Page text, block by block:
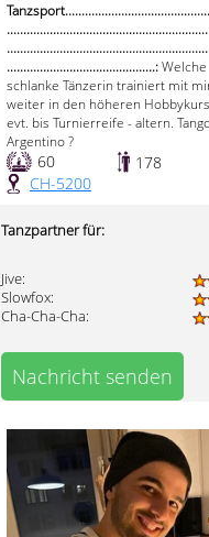
.............................................:Welche
schlanke Tänzerin trainiert mit
weiter in den höheren
evt. bis Turnierreife - altern.
Argentino ?
60
178
CH-5200
Tanzpartner für:
Jive:
Slowfox:
Cha-Cha-Cha:
Nachricht senden